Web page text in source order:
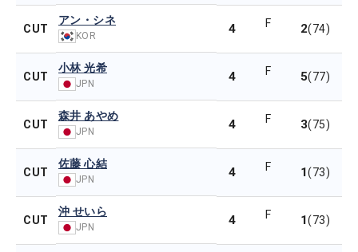
CUT
アン・シネ
KOR 4 F 2(74)
CUT
小林 光希
JPN 4 F 5(77)
CUT
森井 あやめ
JPN 4 F 3(75)
CUT
佐藤 心結
JPN 4 F 1(73)
CUT
沖 せいら
JPN 4 F 1(73)